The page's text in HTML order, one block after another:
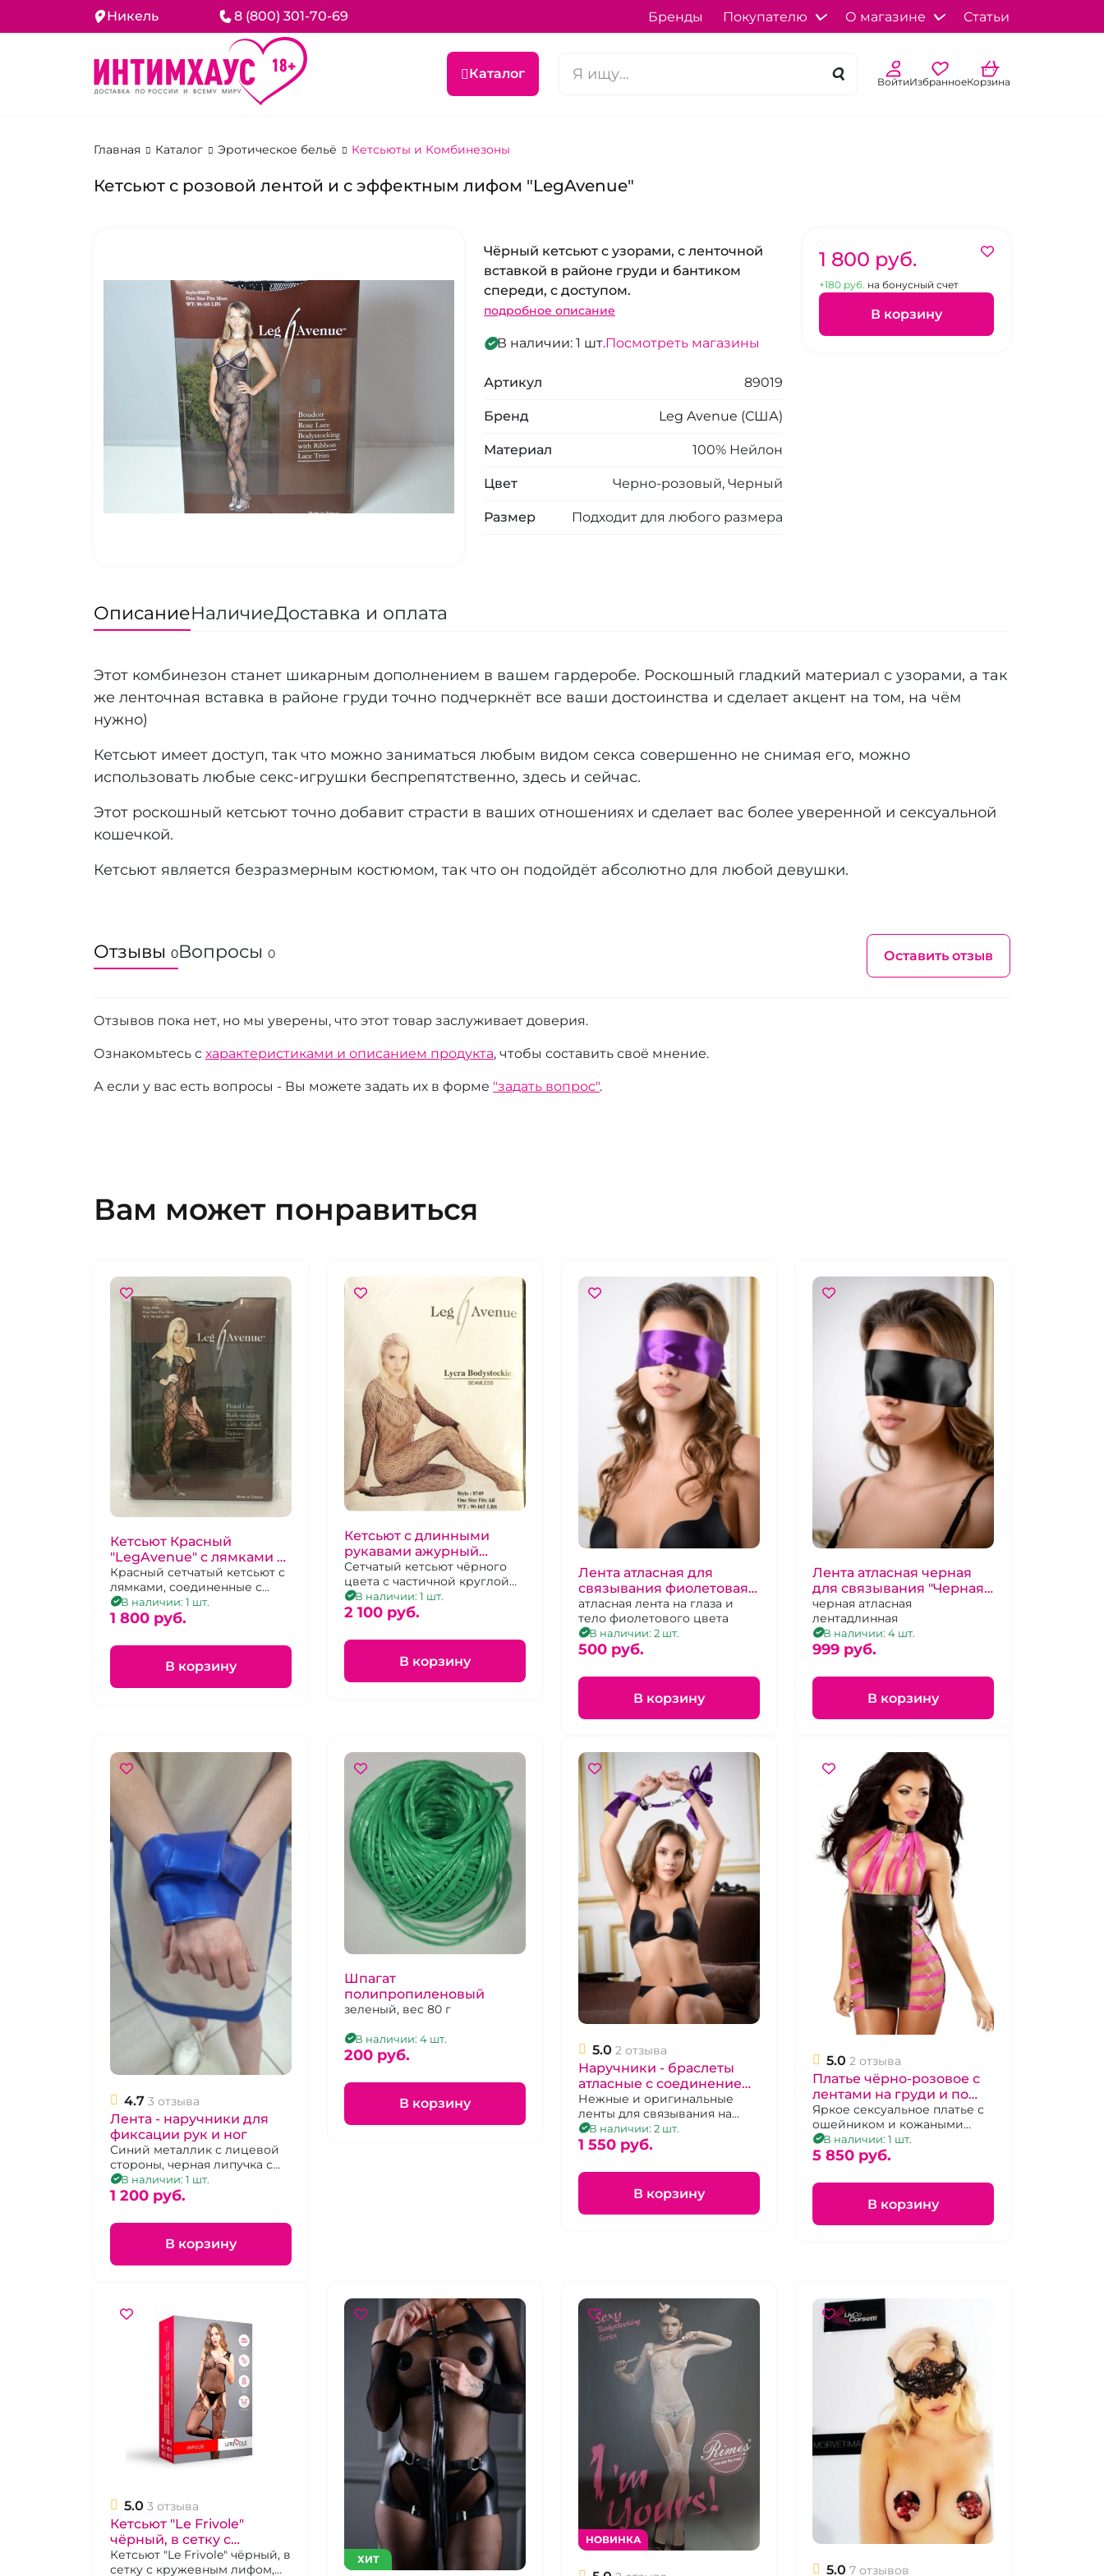
Никель 8 (800) 301-70-69 Бренды Покупателю О магазине Статьи
Каталог ВойтиИзбранноеКорзина
Главная Каталог Эротическое бельё Кетсьюты и Комбинезоны
Кетсьют с розовой лентой и с эффектным лифом "LegAvenue"
Чёрный кетсьют с узорами, с ленточной
вставкой в районе груди и бантиком
спереди, с доступом.
подробное описание
В наличии: 1 шт.Посмотреть магазины
Артикул 89019
Бренд Leg Avenue (США)
Материал 100% Нейлон
Цвет Черно-розовый, Черный
Размер Подходит для любого размера
1 800 pуб.
+180 pуб. на бонусный счет
В корзину
ОписаниеНаличиеДоставка и оплата
Этот комбинезон станет шикарным дополнением в вашем гардеробе. Роскошный гладкий материал с узорами, а так
же ленточная вставка в районе груди точно подчеркнёт все ваши достоинства и сделает акцент на том, на чём
нужно)
Кетсьют имеет доступ, так что можно заниматься любым видом секса совершенно не снимая его, можно
использовать любые секс-игрушки беспрепятственно, здесь и сейчас.
Этот роскошный кетсьют точно добавит страсти в ваших отношениях и сделает вас более уверенной и сексуальной
кошечкой.
Кетсьют является безразмерным костюмом, так что он подойдёт абсолютно для любой девушки.
Отзывы 0Вопросы 0 Оставить отзыв
Отзывов пока нет, но мы уверены, что этот товар заслуживает доверия.
Ознакомьтесь с характеристиками и описанием продукта, чтобы составить своё мнение.
А если у вас есть вопросы - Вы можете задать их в форме "задать вопрос".
Вам может понравиться
Кетсьют Красный
"LegAvenue" с лямками и
рукавами
Красный сетчатый кетсьют с
лямками, соединенные с
рукавами
В наличии: 1 шт.
1 800 pуб.
В корзину
Кетсьют с длинными
рукавами ажурный
"LegAvenue" Ожидание
Сетчатый кетсьют чёрного
цвета с частичной круглой
сеткой с доступом.
В наличии: 1 шт.
2 100 pуб.
В корзину
Лента атласная для
связывания фиолетовая
для связывания "Тайна"
атласная лента на глаза и
тело фиолетового цвета
В наличии: 2 шт.
500 pуб.
В корзину
Лента атласная черная
для связывания "Черная
Луна"
черная атласная
лентадлинная
В наличии: 4 шт.
999 pуб.
В корзину
4.7 3 отзыва
Лента - наручники для
фиксации рук и ног
Синий металлик с лицевой
стороны, черная липучка с
изнанки
В наличии: 1 шт.
1 200 pуб.
В корзину
Шпагат
полипропиленовый
зеленый, вес 80 г
В наличии: 4 шт.
200 pуб.
В корзину
5.0 2 отзыва
Наручники - браслеты
атласные с соединением
фиолетовые "BDSM
Arsenal"
Нежные и оригинальные
ленты для связывания на
сцепке
В наличии: 2 шт.
1 550 pуб.
В корзину
5.0 2 отзыва
Платье чёрно-розовое с
лентами на груди и по
бокам "Lolitta"
Extravaganza
Яркое сексуальное платье с
ошейником и кожаными
вставками, р. 48-50
В наличии: 1 шт.
5 850 pуб.
В корзину
5.0 3 отзыва
Кетсьют "Le Frivole"
чёрный, в сетку с
кружевным лифом
Кетсьют "Le Frivole" чёрный, в
сетку с кружевным лифом,
ХИТ
НОВИНКА
5.0 7 отзывов